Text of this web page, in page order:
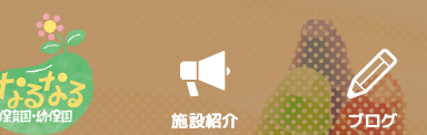
施設紹介 ブログ